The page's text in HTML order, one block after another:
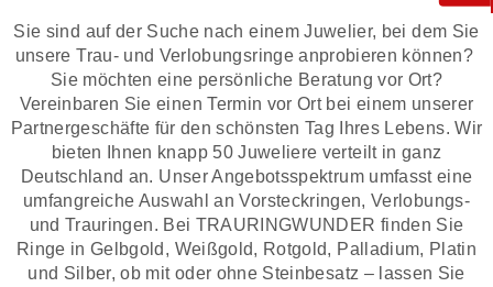
Sie sind auf der Suche nach einem Juwelier, bei dem Sie
unsere Trau- und Verlobungsringe anprobieren können?
Sie möchten eine persönliche Beratung vor Ort?
Vereinbaren Sie einen Termin vor Ort bei einem unserer
Partnergeschäfte für den schönsten Tag Ihres Lebens. Wir
bieten Ihnen knapp 50 Juweliere verteilt in ganz
Deutschland an. Unser Angebotsspektrum umfasst eine
umfangreiche Auswahl an Vorsteckringen, Verlobungs-
und Trauringen. Bei TRAURINGWUNDER finden Sie
Ringe in Gelbgold, Weißgold, Rotgold, Palladium, Platin
und Silber, ob mit oder ohne Steinbesatz – lassen Sie